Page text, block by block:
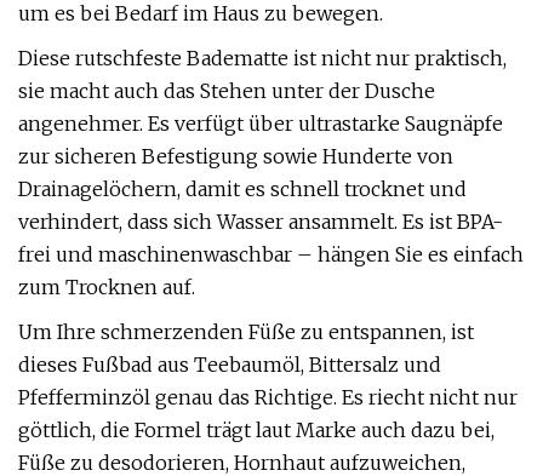
um es bei Bedarf im Haus zu bewegen.
Diese rutschfeste Badematte ist nicht nur praktisch,
sie macht auch das Stehen unter der Dusche
angenehmer. Es verfügt über ultrastarke Saugnäpfe
zur sicheren Befestigung sowie Hunderte von
Drainagelöchern, damit es schnell trocknet und
verhindert, dass sich Wasser ansammelt. Es ist BPA-
frei und maschinenwaschbar – hängen Sie es einfach
zum Trocknen auf.
Um Ihre schmerzenden Füße zu entspannen, ist
dieses Fußbad aus Teebaumöl, Bittersalz und
Pfefferminzöl genau das Richtige. Es riecht nicht nur
göttlich, die Formel trägt laut Marke auch dazu bei,
Füße zu desodorieren, Hornhaut aufzuweichen,